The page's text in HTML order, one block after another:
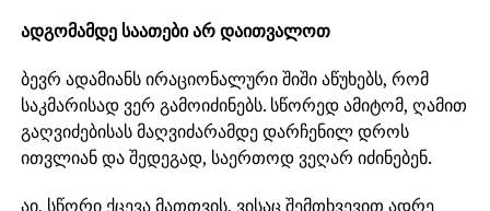
ადგომამდე საათები არ დაითვალოთ
ბევრ ადამიანს ირაციონალური შიში აწუხებს, რომ
საკმარისად ვერ გამოიძინებს. სწორედ ამიტომ, ღამით
გაღვიძებისას მაღვიძარამდე დარჩენილ დროს
ითვლიან და შედეგად, საერთოდ ვეღარ იძინებენ.
აი, სწორი ქცევა მათთვის, ვისაც შემთხვევით ადრე